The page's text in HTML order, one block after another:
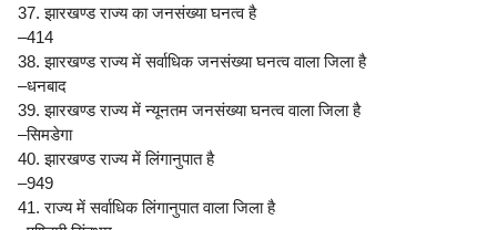
37. झारखण्ड राज्य का जनसंख्या घनत्व है
–414
38. झारखण्ड राज्य में सर्वाधिक जनसंख्या घनत्व वाला जिला है
–धनबाद
39. झारखण्ड राज्य में न्यूनतम जनसंख्या घनत्व वाला जिला है
–सिमडेगा
40. झारखण्ड राज्य में लिंगानुपात है
–949
41. राज्य में सर्वाधिक लिंगानुपात वाला जिला है